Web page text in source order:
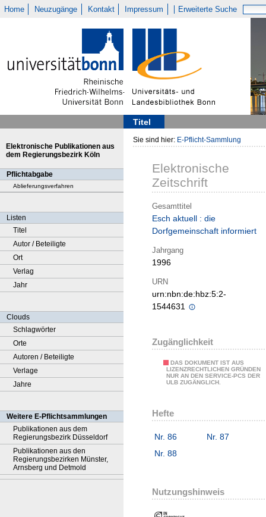
Home Neuzugänge Kontakt Impressum Erweiterte Suche
Titel
Elektronische Publikationen aus
dem Regierungsbezirk Köln
Pflichtabgabe
Ablieferungsverfahren
Listen
Titel
Autor / Beteiligte
Ort
Verlag
Jahr
Clouds
Schlagwörter
Orte
Autoren / Beteiligte
Verlage
Jahre
Weitere E-Pflichtsammlungen
Publikationen aus dem
Regierungsbezirk Düsseldorf
Publikationen aus den
Regierungsbezirken Münster,
Arnsberg und Detmold
Sie sind hier: E-Pflicht-Sammlung
Elektronische
Zeitschrift
Gesamttitel
Esch aktuell : die
Dorfgemeinschaft informiert
Jahrgang
1996
URN
urn:nbn:de:hbz:5:2-
1544631
Zugänglichkeit
DAS DOKUMENT IST AUS
LIZENZRECHTLICHEN GRÜNDEN
NUR AN DEN SERVICE-PCS DER
ULB ZUGÄNGLICH.
Hefte
Nr. 86
Nr. 87
Nr. 88
Nutzungshinweis